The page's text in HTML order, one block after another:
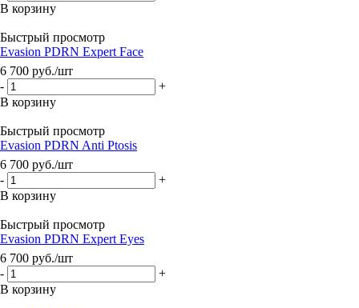
В корзину
Быстрый просмотр
Evasion PDRN Expert Face
6 700 руб./шт
-
+
В корзину
Быстрый просмотр
Evasion PDRN Anti Ptosis
6 700 руб./шт
-
+
В корзину
Быстрый просмотр
Evasion PDRN Expert Eyes
6 700 руб./шт
-
+
В корзину